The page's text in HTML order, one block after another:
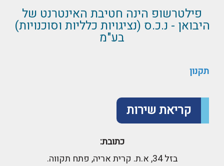
פילטרשופ הינה חטיבת האינטרנט של
היבואן - נ.כ.ס (נציגויות כלליות וסוכנויות)
בע"מ
תקנון
קריאת שירות
כתובת:
בזל 34, א.ת. קרית אריה, פתח תקווה.